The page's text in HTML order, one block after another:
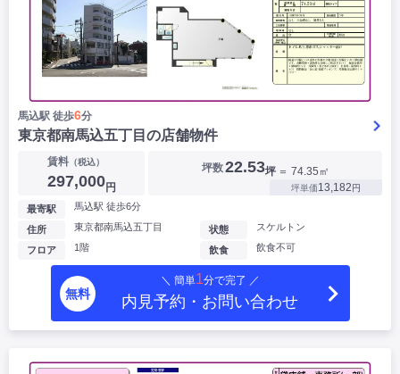
馬込駅 徒歩6分
東京都南馬込五丁目の店舗物件
賃料（税込）
297,000円
坪数22.53坪 ＝ 74.35㎡
坪単価13,182円
最寄駅 馬込駅 徒歩6分
住所 東京都南馬込五丁目
フロア 1階
状態 スケルトン
飲食 飲食不可
無料
＼ 簡単1分で完了 ／
内見予約・お問い合わせ